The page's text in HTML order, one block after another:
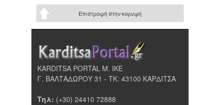
Επιστροφή στην κορυφή
KARDITSA PORTAL Μ. ΙΚΕ
Γ. ΒΑΛΤΑΔΩΡΟΥ 31 - ΤΚ: 43100 ΚΑΡΔΙΤΣΑ
Τηλ: (+30) 24410 72888